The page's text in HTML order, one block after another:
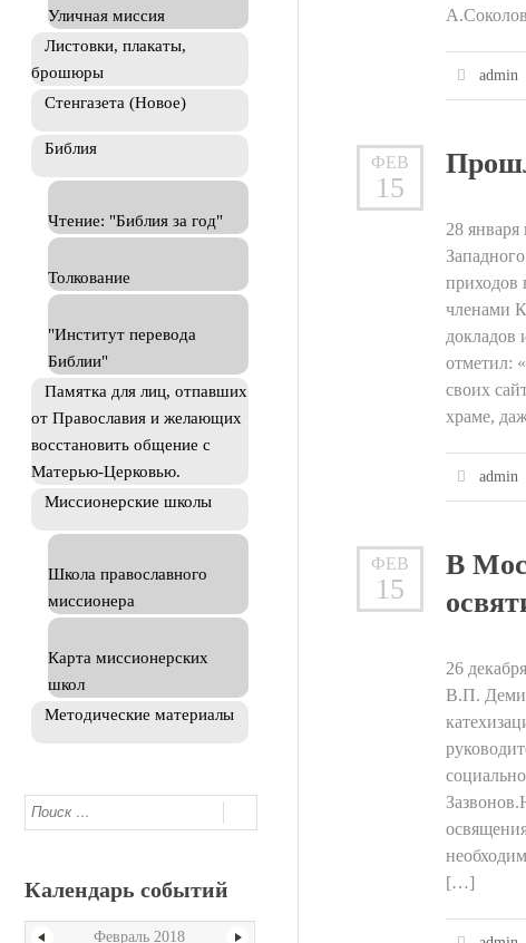
Уличная миссия
Листовки, плакаты,
брошюры
Стенгазета (Новое)
Библия
Чтение: "Библия за год"
Толкование
"Институт перевода
Библии"
Памятка для лиц, отпавших
от Православия и желающих
восстановить общение с
Матерью-Церковью.
Миссионерские школы
Школа православного
миссионера
Карта миссионерских
школ
Методические материалы
Календарь событий
Февраль 2018
admin
ФЕВ
15
28
приходов
членами
докладов
отметил:
своих
храме,
admin
ФЕВ
15
В
26
В.П.
[…]